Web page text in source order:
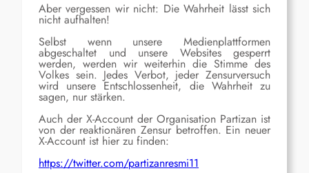
Aber vergessen wir nicht: Die Wahrheit lässt sich
nicht aufhalten!
Selbst wenn unsere Medienplattformen
abgeschaltet und unsere Websites gesperrt
werden, werden wir weiterhin die Stimme des
Volkes sein. Jedes Verbot, jeder Zensurversuch
wird unsere Entschlossenheit, die Wahrheit zu
sagen, nur stärken.
Auch der X-Account der Organisation Partizan ist
von der reaktionären Zensur betroffen. Ein neuer
X-Account ist hier zu finden:
https://twitter.com/partizanresmi11